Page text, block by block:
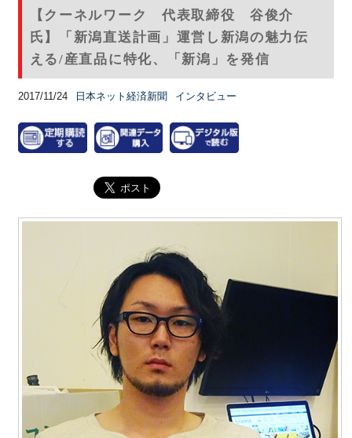
【クーネルワーク 代表取締役 谷俊介
氏】「新潟直送計画」運営し新潟の魅力伝
える/産直品に特化、「新潟」を発信
2017/11/24 日本ネット経済新聞 インタビュー